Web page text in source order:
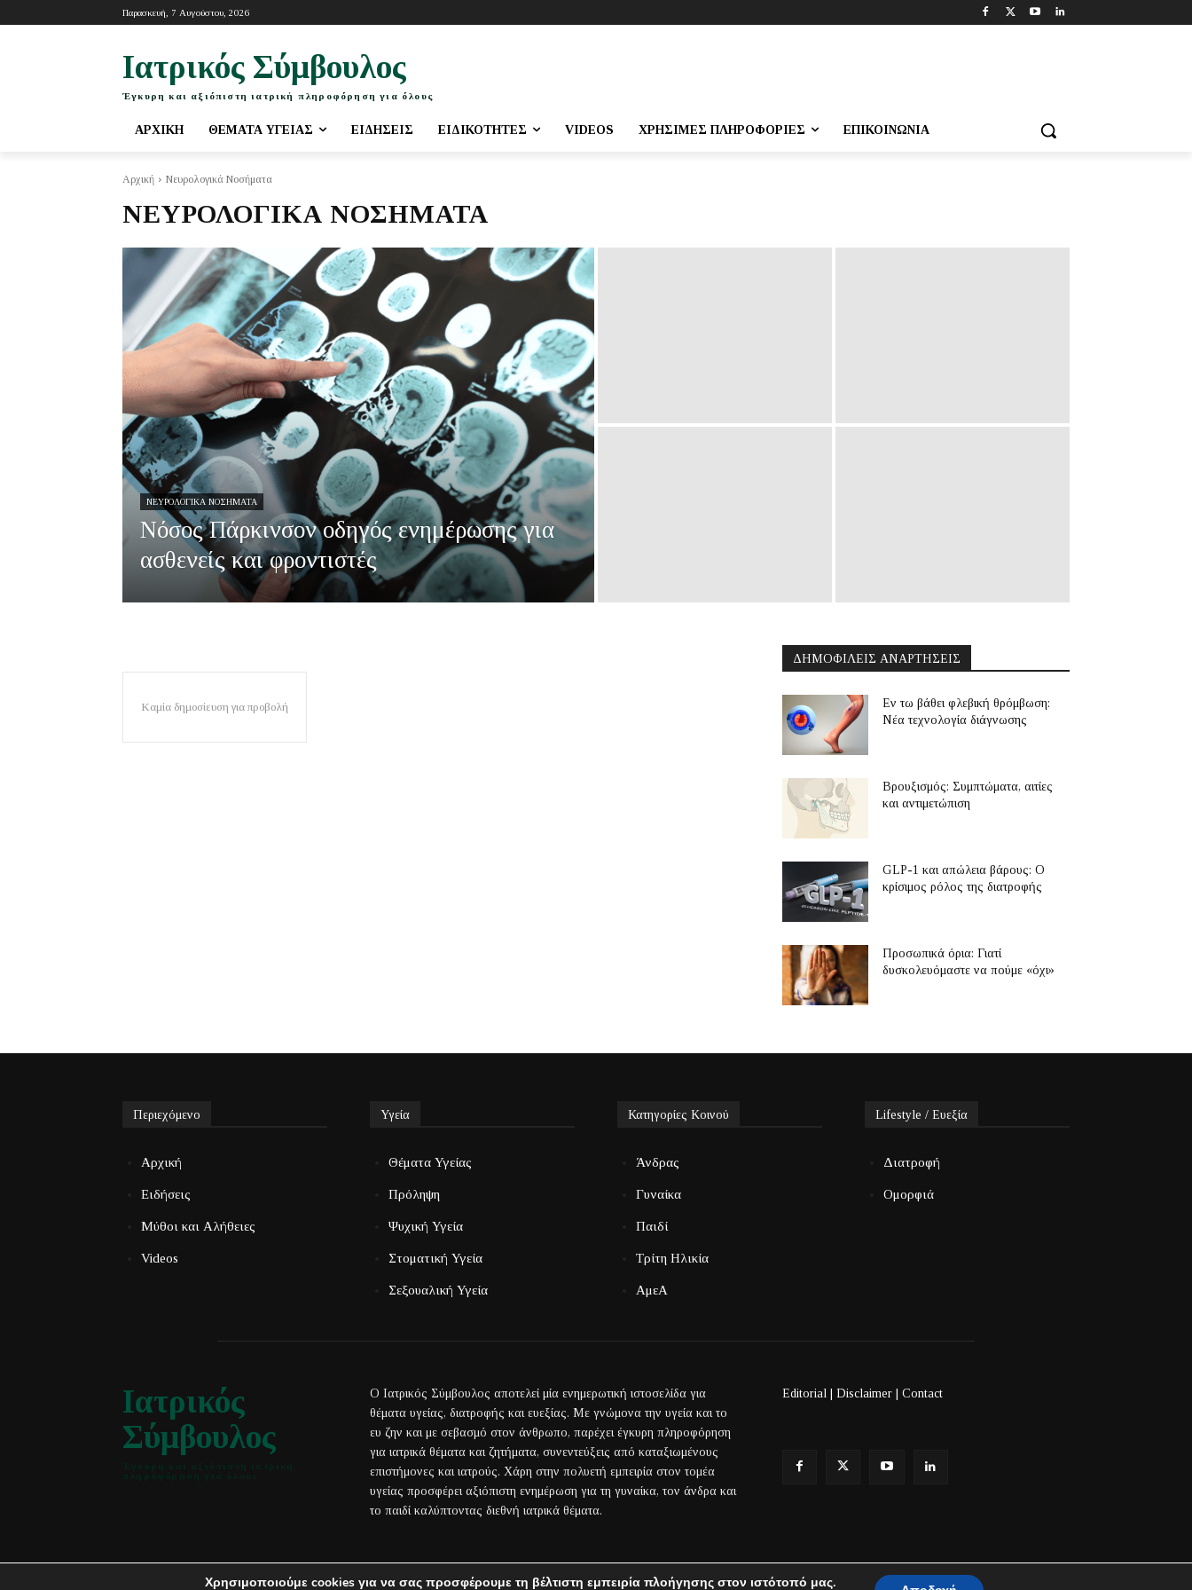
Παρασκευή, 7 Αυγούστου, 2026
Ιατρικός Σύμβουλος
Έγκυρη και αξιόπιστη ιατρική πληροφόρηση για όλους
ΑΡΧΙΚΉ ΘΈΜΑΤΑ ΥΓΕΊΑΣ ΕΙΔΉΣΕΙΣ ΕΙΔΙΚΌΤΗΤΕΣ VIDEOS ΧΡΉΣΙΜΕΣ ΠΛΗΡΟΦΟΡΊΕΣ ΕΠΙΚΟΙΝΩΝΊΑ
Αρχική Νευρολογικά Νοσήματα
ΝΕΥΡΟΛΟΓΙΚΆ ΝΟΣΉΜΑΤΑ
ΝΕΥΡΟΛΟΓΙΚΆ ΝΟΣΉΜΑΤΑ
Νόσος Πάρκινσον οδηγός ενημέρωσης για
ασθενείς και φροντιστές
Καμία δημοσίευση για προβολή
ΔΗΜΟΦΙΛΕΊΣ ΑΝΑΡΤΉΣΕΙΣ
Εν τω βάθει φλεβική θρόμβωση:
Νέα τεχνολογία διάγνωσης
Βρουξισμός: Συμπτώματα, αιτίες
και αντιμετώπιση
GLP-1 και απώλεια βάρους: Ο
κρίσιμος ρόλος της διατροφής
Προσωπικά όρια: Γιατί
δυσκολευόμαστε να πούμε «όχι»
Περιεχόμενο
Αρχική
Ειδήσεις
Μύθοι και Αλήθειες
Videos
Υγεία
Θέματα Υγείας
Πρόληψη
Ψυχική Υγεία
Στοματική Υγεία
Σεξουαλική Υγεία
Κατηγορίες Κοινού
Άνδρας
Γυναίκα
Παιδί
Τρίτη Ηλικία
ΑμεΑ
Lifestyle / Ευεξία
Διατροφή
Ομορφιά
Ιατρικός
Σύμβουλος
Ο Ιατρικός Σύμβουλος αποτελεί μία ενημερωτική ιστοσελίδα για
θέματα υγείας, διατροφής και ευεξίας. Με γνώμονα την υγεία και το
ευ ζην και με σεβασμό στον άνθρωπο, παρέχει έγκυρη πληροφόρηση
για ιατρικά θέματα και ζητήματα, συνεντεύξεις από καταξιωμένους
επιστήμονες και ιατρούς. Χάρη στην πολυετή εμπειρία στον τομέα
υγείας προσφέρει αξιόπιστη ενημέρωση για τη γυναίκα, τον άνδρα και
το παιδί καλύπτοντας διεθνή ιατρικά θέματα.
Editorial Disclaimer Contact
© IatrikosSymvoulos.gr | All Rights Reserved ⚠️ Όροι Χρήσης και Αποποίησης Ευθύνης
Χρησιμοποιούμε cookies για να σας προσφέρουμε τη βέλτιστη εμπειρία πλοήγησης στον ιστότοπό μας.